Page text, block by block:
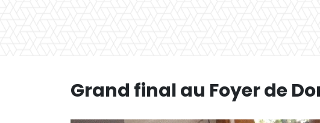
Grand final au Foyer de